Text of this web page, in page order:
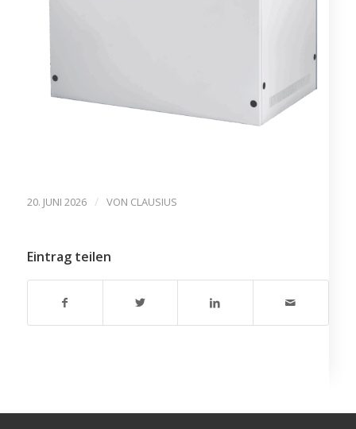
20. JUNI 2026 / VON CLAUSIUS
Eintrag teilen